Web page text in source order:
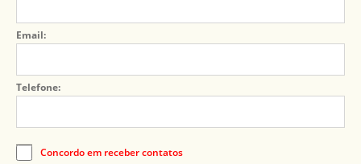
Email:
Telefone:
Concordo em receber contatos